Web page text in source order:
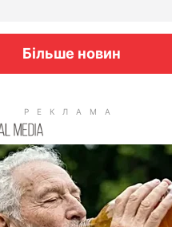
Більше новин